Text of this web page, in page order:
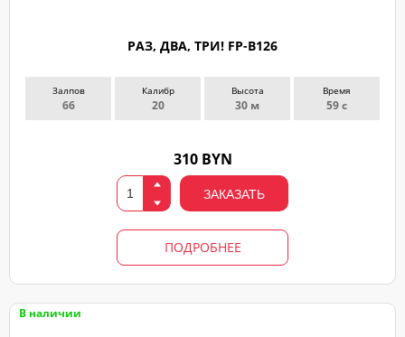
РАЗ, ДВА, ТРИ! FP-B126
Залпов
66
Калибр
20
Высота
30 м
Время
59 с
310 BYN
ЗАКАЗАТЬ
ПОДРОБНЕЕ
В наличии